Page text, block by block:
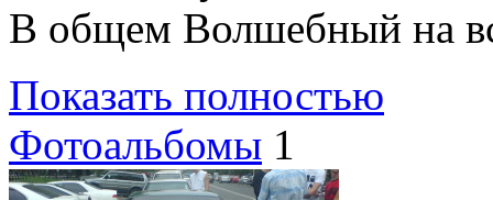
В общем Волшебный на
Показать полностью
Фотоальбомы 1